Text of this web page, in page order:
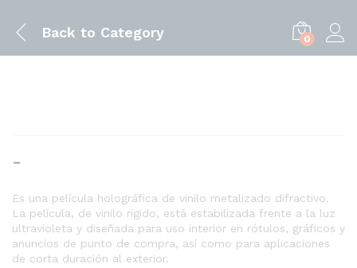
Back to Category 0
-
precios:
desde
$1.85
hasta
Es una película holográfica de vinilo metalizado difractivo.
La película, de vinilo rígido, está estabilizada frente a la luz
ultravioleta y diseñada para uso interior en rótulos, gráficos y
anuncios de punto de compra, así como para aplicaciones
de corta duración al exterior.